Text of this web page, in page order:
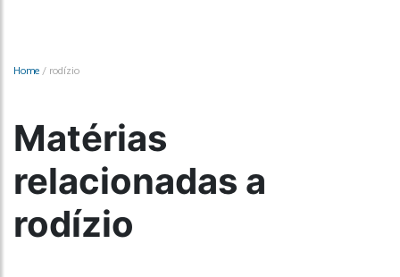
Home / rodízio
Matérias
relacionadas a
rodízio